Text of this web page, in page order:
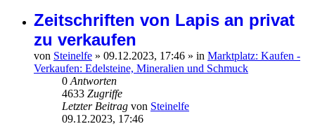
Zeitschriften von Lapis an privat
zu verkaufen
von Steinelfe » 09.12.2023, 17:46 » in Marktplatz: Kaufen -
Verkaufen: Edelsteine, Mineralien und Schmuck
0 Antworten
4633 Zugriffe
Letzter Beitrag von Steinelfe
09.12.2023, 17:46